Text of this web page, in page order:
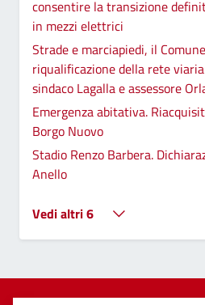
consentire la transizione
in mezzi elettrici
Strade e marciapiedi, il
riqualificazione della rete
sindaco Lagalla e assessore
Emergenza abitativa.
Borgo Nuovo
Stadio Renzo Barbera.
Anello
Vedi altri 6